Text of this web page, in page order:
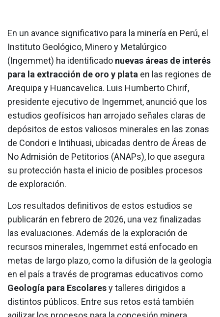
En un avance significativo para la minería en Perú, el
Instituto Geológico, Minero y Metalúrgico
(Ingemmet) ha identificado nuevas áreas de interés
para la extracción de oro y plata en las regiones de
Arequipa y Huancavelica. Luis Humberto Chirif,
presidente ejecutivo de Ingemmet, anunció que los
estudios geofísicos han arrojado señales claras de
depósitos de estos valiosos minerales en las zonas
de Condori e Intihuasi, ubicadas dentro de Áreas de
No Admisión de Petitorios (ANAPs), lo que asegura
su protección hasta el inicio de posibles procesos
de exploración.
Los resultados definitivos de estos estudios se
publicarán en febrero de 2026, una vez finalizadas
las evaluaciones. Además de la exploración de
recursos minerales, Ingemmet está enfocado en
metas de largo plazo, como la difusión de la geología
en el país a través de programas educativos como
Geología para Escolaresy talleres dirigidos a
distintos públicos. Entre sus retos está también